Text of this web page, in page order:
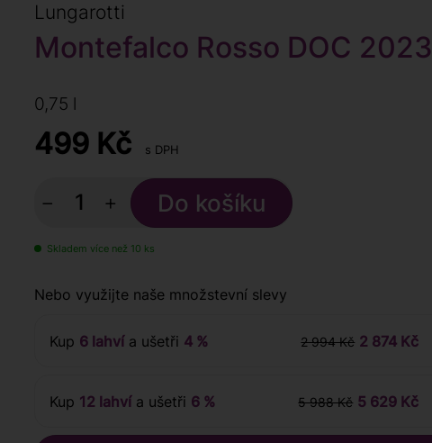
Lungarotti
Montefalco Rosso DOC 2023
0,75 l
499 Kč s DPH
− +
Skladem více než 10 ks
Nebo využijte naše množstevní slevy
Kup 6 lahvía ušetři 4 % 2 994 Kč 2 874 Kč
Kup 12 lahvía ušetři 6 % 5 988 Kč 5 629 Kč